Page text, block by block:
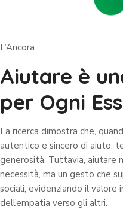
L’Ancora
Aiutare è
per Ogni
La ricerca dimostra che,
autentico e sincero di aiuto,
generosità. Tuttavia, aiutare
necessità, ma un gesto che
sociali, evidenziando il
dell’empatia verso gli altri.